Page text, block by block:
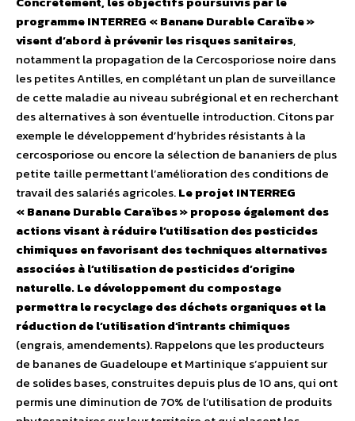
programme INTERREG « Banane Durable Caraïbe »
visent d’abord à prévenir les risques sanitaires,
notamment la propagation de la Cercosporiose noire dans
les petites Antilles, en complétant un plan de surveillance
de cette maladie au niveau subrégional et en recherchant
des alternatives à son éventuelle introduction. Citons par
exemple le développement d’hybrides résistants à la
cercosporiose ou encore la sélection de bananiers de plus
petite taille permettant l’amélioration des conditions de
travail des salariés agricoles.Le projet INTERREG
« Banane Durable Caraïbes » propose également des
actions visant à réduire l’utilisation des pesticides
chimiques en favorisant des techniques alternatives
associées à l’utilisation de pesticides d’origine
naturelle. Le développement du compostage
permettra le recyclage des déchets organiques et la
réduction de l’utilisation d’intrants chimiques
(engrais, amendements). Rappelons que les producteurs
de bananes de Guadeloupe et Martinique s’appuient sur
de solides bases, construites depuis plus de 10 ans, qui ont
permis une diminution de 70% de l’utilisation de produits